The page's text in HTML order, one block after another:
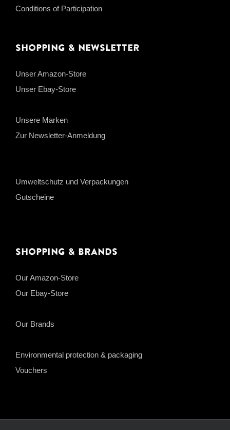
Conditions of Participation
Shopping & Newsletter
Unser Amazon-Store
Unser Ebay-Store
Unsere Marken
Zur Newsletter-Anmeldung
Umweltschutz und Verpackungen
Gutscheine
Shopping & Brands
Our Amazon-Store
Our Ebay-Store
Our Brands
Environmental protection & packaging
Vouchers